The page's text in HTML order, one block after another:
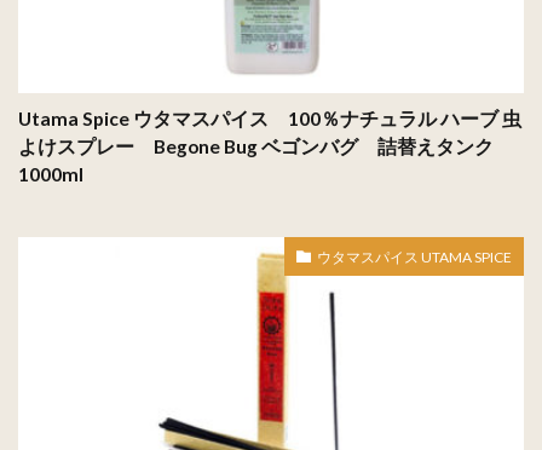
Utama Spice ウタマスパイス 100％ナチュラル ハーブ 虫
よけスプレー Begone Bug ベゴンバグ 詰替えタンク
1000ml
ウタマスパイス UTAMA SPICE